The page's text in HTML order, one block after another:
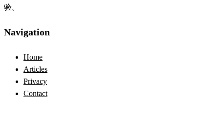
验。
Navigation
Home
Articles
Privacy
Contact